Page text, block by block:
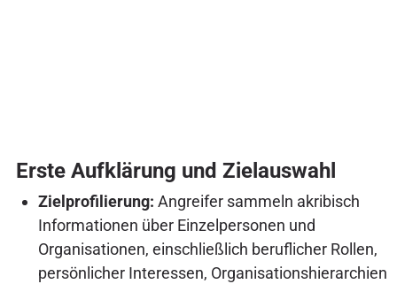
Erste Aufklärung und Zielauswahl
Zielprofilierung: Angreifer sammeln akribisch
Informationen über Einzelpersonen und
Organisationen, einschließlich beruflicher Rollen,
persönlicher Interessen, Organisationshierarchien